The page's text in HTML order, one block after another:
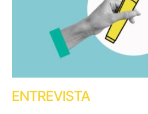
ENTREVISTA